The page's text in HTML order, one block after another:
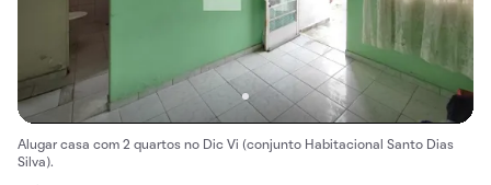
Alugar casa com 2 quartos no Dic Vi (conjunto Habitacional Santo Dias
Silva).